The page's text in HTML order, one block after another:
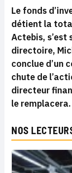
Le fonds
détient la
Actebis, s’est
directoire,
conclue d’un
chute de
directeur
le remplacera.
NOS